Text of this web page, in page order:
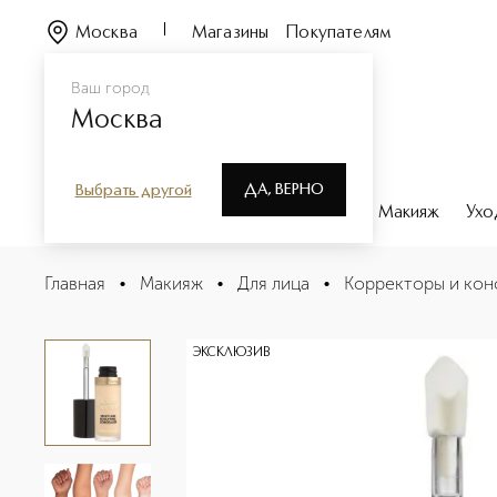
Ваш город
Москва
Выбрать другой ДА, ВЕРНО
Москва Магазины Покупателям
Парфюмерия Макияж
BORN THIS WAY SUPER COVERAGE MULTI-USE
Описание
Главная • Макияж • Для лица • Корректоры и
ЭКСКЛЮЗИВ